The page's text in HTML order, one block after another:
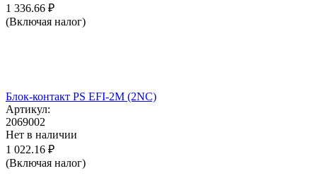
1 336.66 ₽
(Включая налог)
Блок-контакт PS EFI-2M (2NC)
Артикул:
2069002
Нет в наличии
1 022.16 ₽
(Включая налог)